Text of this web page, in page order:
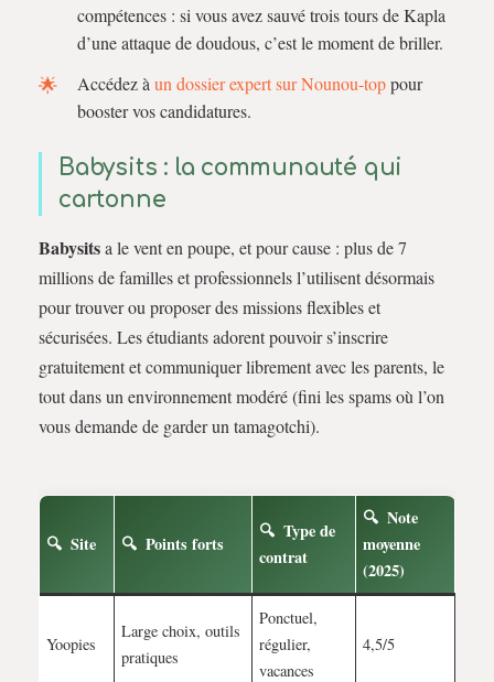
compétences : si vous avez sauvé trois tours de Kapla
d’une attaque de doudous, c’est le moment de briller.
Accédez à un dossier expert sur Nounou-toppour
booster vos candidatures.
Babysits : la communauté qui
cartonne
Babysitsa le vent en poupe, et pour cause : plus de 7
millions de familles et professionnels l’utilisent désormais
pour trouver ou proposer des missions flexibles et
sécurisées. Les étudiants adorent pouvoir s’inscrire
gratuitement et communiquer librement avec les parents, le
tout dans un environnement modéré (fini les spams où l’on
vous demande de garder un tamagotchi).
Site Points forts
Type de
contrat
Note
moyenne
(2025)
Yoopies
Large choix, outils
pratiques
Ponctuel,
régulier,
vacances
4,5/5